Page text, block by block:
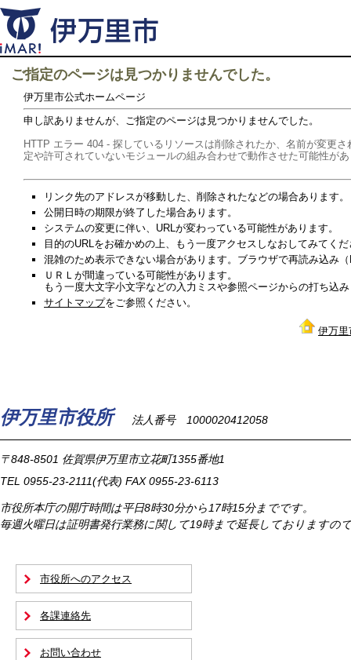
ご指定のページは見つかりませんでした。
伊万里市公式ホームページ
申し訳ありませんが、ご指定のページは見つかりませんでした。
HTTP エラー 404 - 探しているリソースは削除されたか、名前が変更
定や許可されていないモジュールの組み合わせで動作させた可能性が
リンク先のアドレスが移動した、削除されたなどの場合あります。
公開日時の期限が終了した場合あります。
システムの変更に伴い、URLが変わっている可能性があります。
目的のURLをお確かめの上、もう一度アクセスしなおしてみてく
混雑のため表示できない場合があります。ブラウザで再読み込み
ＵＲＬが間違っている可能性があります。
もう一度大文字小文字などの入力ミスや参照ページからの打ち込
サイトマップをご参照ください。
伊万里
伊万里市役所 法人番号 1000020412058
〒848-8501 佐賀県伊万里市立花町1355番地1
TEL 0955-23-2111(代表) FAX 0955-23-6113
市役所本庁の開庁時間は平日8時30分から17時15分までです。
毎週火曜日は証明書発行業務に関して19時まで延長しておりますの
市役所へのアクセス
各課連絡先
お問い合わせ